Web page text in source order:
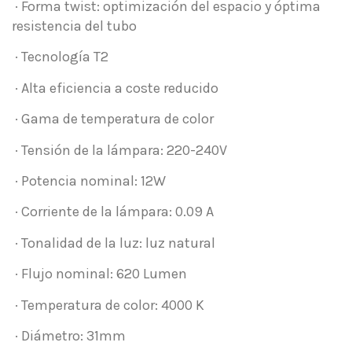
· Forma twist: optimización del espacio y óptima
resistencia del tubo
· Tecnología T2
· Alta eficiencia a coste reducido
· Gama de temperatura de color
· Tensión de la lámpara: 220-240V
· Potencia nominal: 12W
· Corriente de la lámpara: 0.09 A
· Tonalidad de la luz: luz natural
· Flujo nominal: 620 Lumen
· Temperatura de color: 4000 K
· Diámetro: 31mm